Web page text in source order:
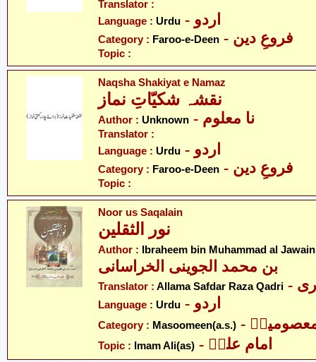
Translator :
Language : Urdu - اردو
Category : Faroo-e-Deen - فروعِ دین
Topic :
Naqsha Shakiyat e Namaz
نقشہ شکیّاتِ نماز
Author : Unknown - نا معلوم
Translator :
Language : Urdu - اردو
Category : Faroo-e-Deen - فروعِ دین
Topic :
Noor us Saqalain
نور الثقلین
Author : Ibraheem bin Muhammad al
بن محمد الجوینی الخراسانی
Translator : Allama Safdar Raza Qadri
Language : Urdu - اردو
Category : Masoomeen(a.s.) معصومینؑ
Topic : Imam Ali(as) - امام علیؑ